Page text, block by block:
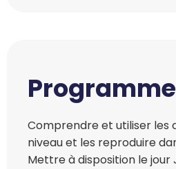
Programme
Comprendre et utiliser les
niveau et les reproduire
Mettre à disposition le